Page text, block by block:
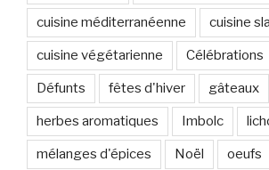
cuisine méditerranéenne cuisine
cuisine végétarienne Célébrations
Défunts fêtes d'hiver gâteaux
herbes aromatiques Imbolc
mélanges d'épices Noël oeufs